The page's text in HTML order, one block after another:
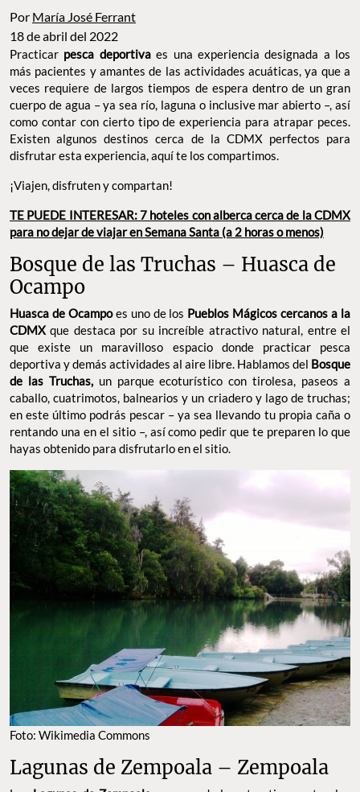
Por María José Ferrant
18 de abril del 2022
Practicar pesca deportivaes una experiencia designada a los
más pacientes y amantes de las actividades acuáticas, ya que a
veces requiere de largos tiempos de espera dentro de un gran
cuerpo de agua – ya sea río, laguna o inclusive mar abierto –, así
como contar con cierto tipo de experiencia para atrapar peces.
Existen algunos destinos cerca de la CDMX perfectos para
disfrutar esta experiencia, aquí te los compartimos.
¡Viajen, disfruten y compartan!
TE PUEDE INTERESAR: 7 hoteles con alberca cerca de la CDMX
para no dejar de viajar en Semana Santa (a 2 horas o menos)
Bosque de las Truchas – Huasca de
Ocampo
Huasca de Ocampoes uno de los Pueblos Mágicos cercanos a la
CDMX que destaca por su increíble atractivo natural, entre el
que existe un maravilloso espacio donde practicar pesca
deportiva y demás actividades al aire libre. Hablamos del Bosque
de las Truchas,un parque ecoturístico con tirolesa, paseos a
caballo, cuatrimotos, balnearios y un criadero y lago de truchas;
en este último podrás pescar – ya sea llevando tu propia caña o
rentando una en el sitio –, así como pedir que te preparen lo que
hayas obtenido para disfrutarlo en el sitio.
Foto: Wikimedia Commons
Lagunas de Zempoala – Zempoala